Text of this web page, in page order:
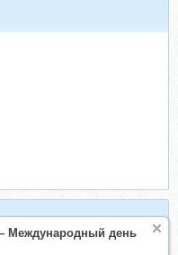
Международный день